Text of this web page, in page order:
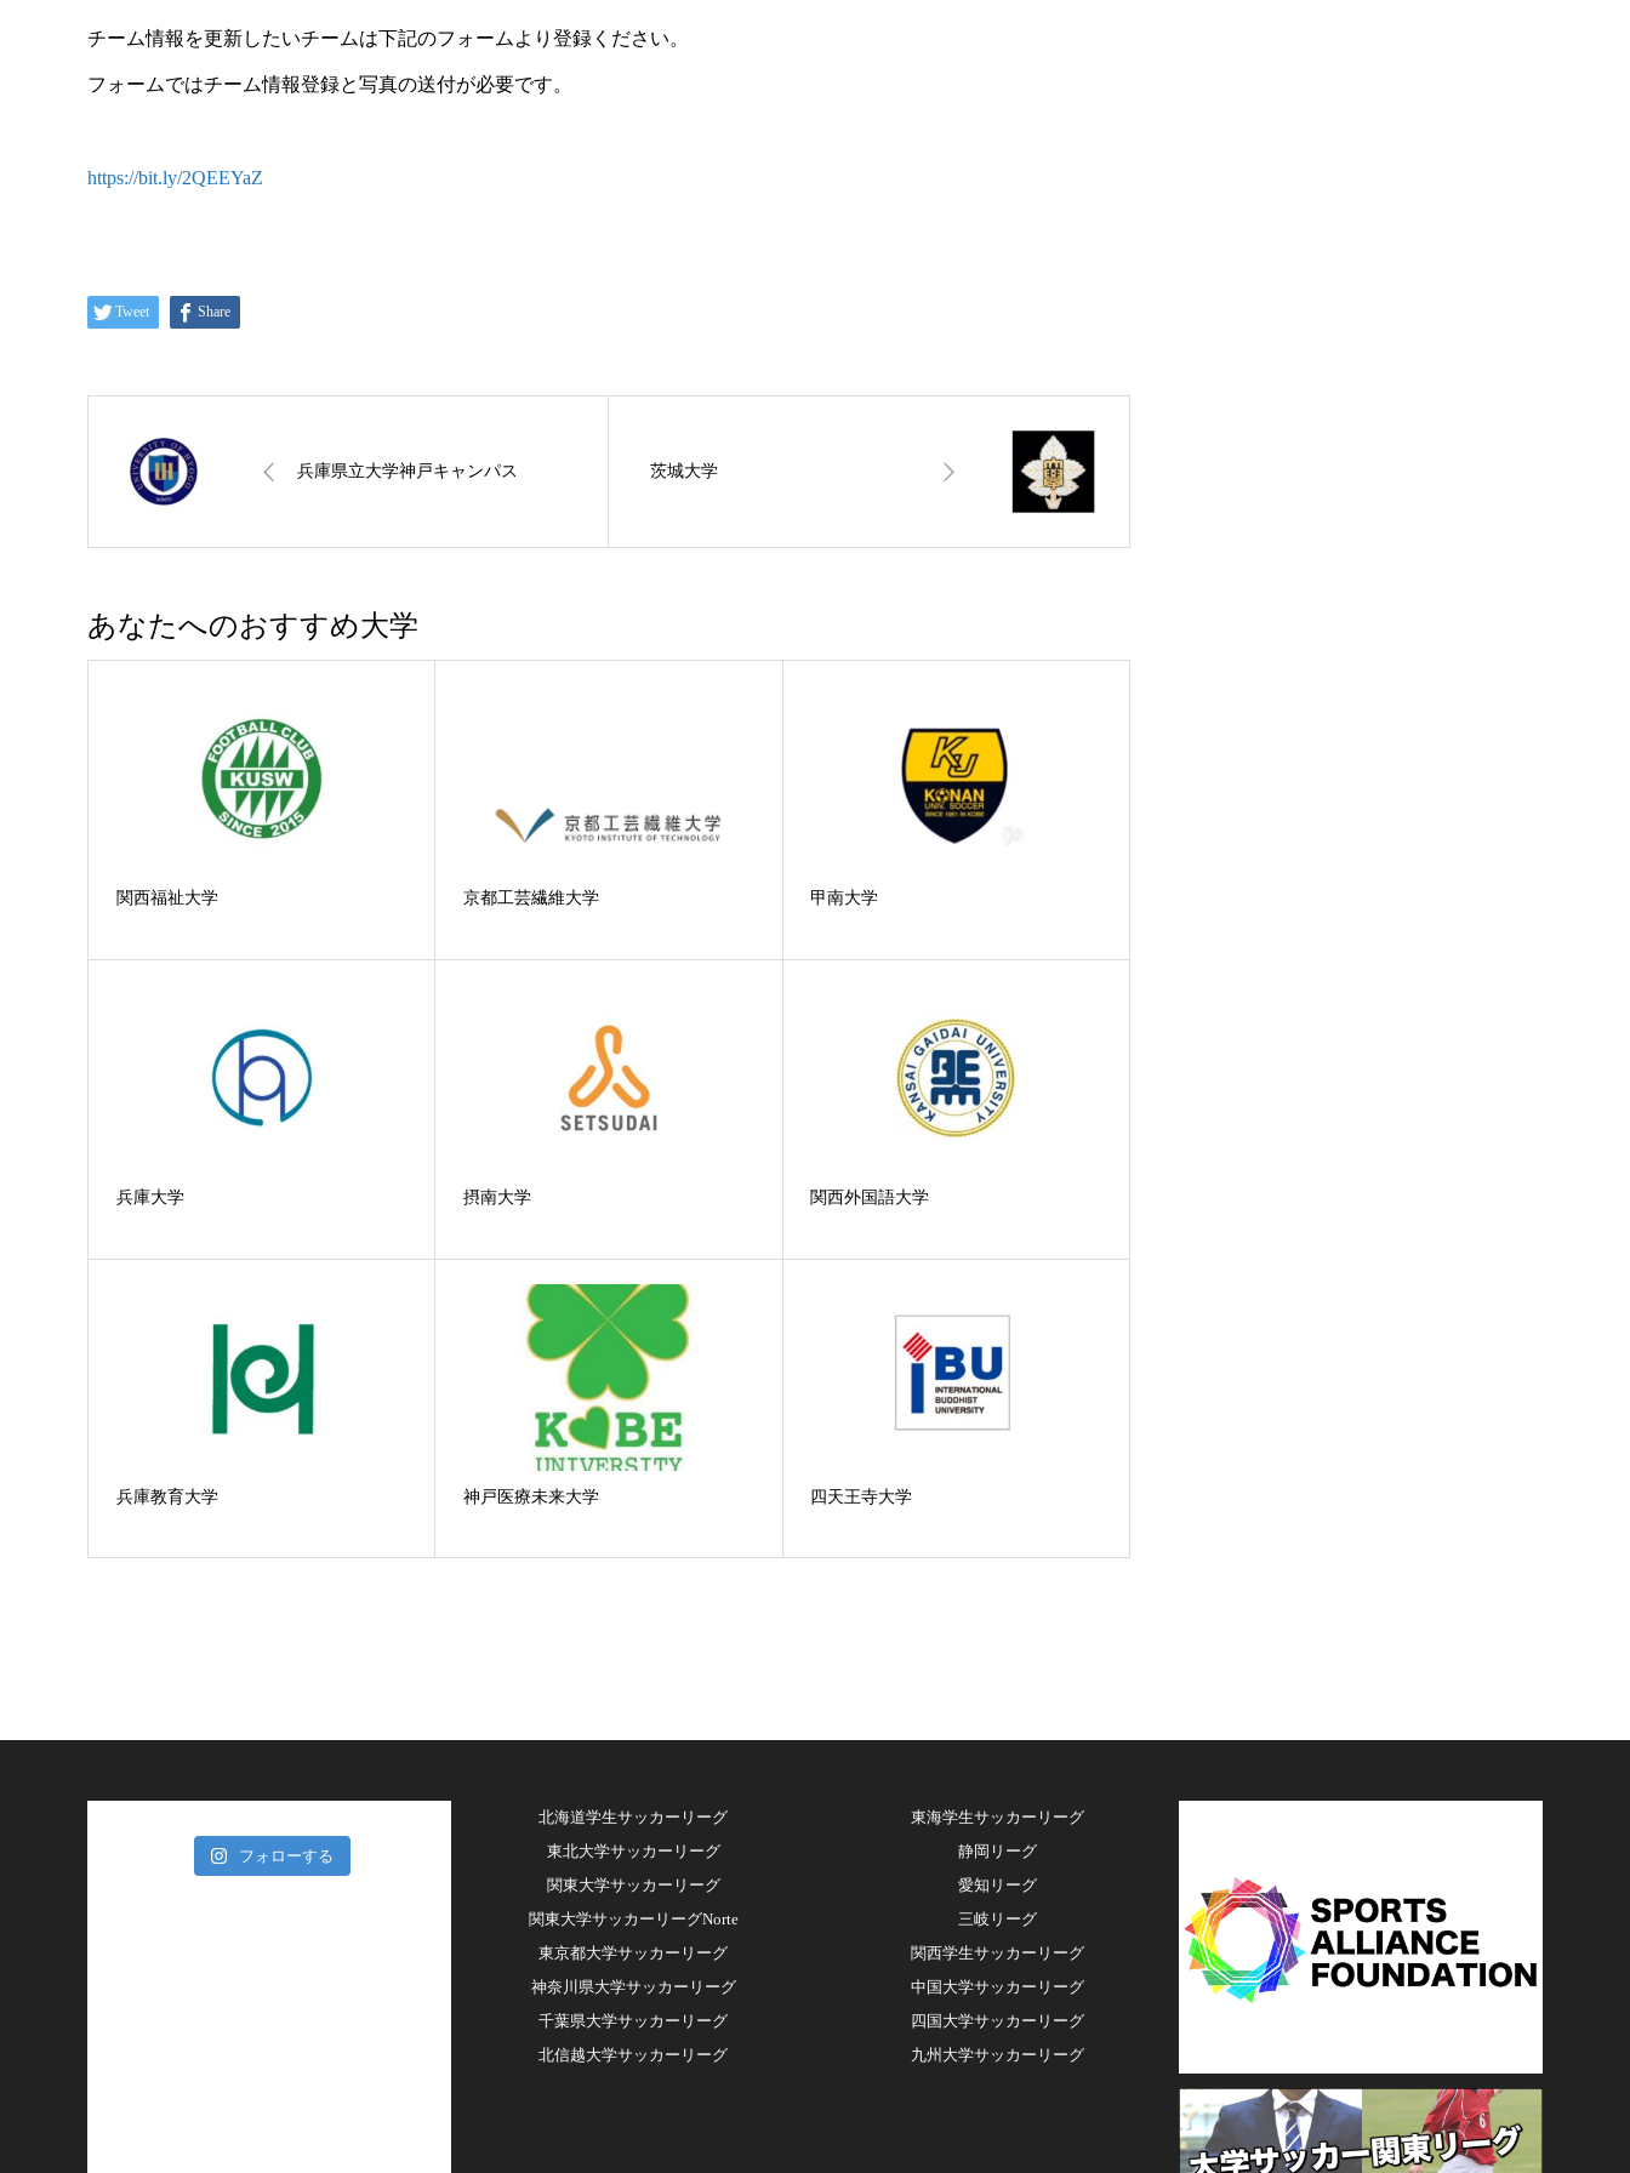
チーム情報を更新したいチームは下記のフォームより登録ください。
フォームではチーム情報登録と写真の送付が必要です。
https://bit.ly/2QEEYaZ
Tweet Share
兵庫県立大学神戸キャンパス 茨城大学
あなたへのおすすめ大学
関西福祉大学 京都工芸繊維大学 甲南大学
兵庫大学 摂南大学 関西外国語大学
兵庫教育大学 神戸医療未来大学 四天王寺大学
フォローする
北海道学生サッカーリーグ
東北大学サッカーリーグ
関東大学サッカーリーグ
関東大学サッカーリーグNorte
東京都大学サッカーリーグ
神奈川県大学サッカーリーグ
千葉県大学サッカーリーグ
北信越大学サッカーリーグ
東海学生サッカーリーグ
静岡リーグ
愛知リーグ
三岐リーグ
関西学生サッカーリーグ
中国大学サッカーリーグ
四国大学サッカーリーグ
九州大学サッカーリーグ